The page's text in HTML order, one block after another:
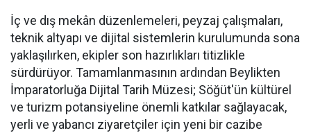
İç ve dış mekân düzenlemeleri, peyzaj çalışmaları,
teknik altyapı ve dijital sistemlerin kurulumunda sona
yaklaşılırken, ekipler son hazırlıkları titizlikle
sürdürüyor. Tamamlanmasının ardından Beylikten
İmparatorluğa Dijital Tarih Müzesi; Söğüt'ün kültürel
ve turizm potansiyeline önemli katkılar sağlayacak,
yerli ve yabancı ziyaretçiler için yeni bir cazibe